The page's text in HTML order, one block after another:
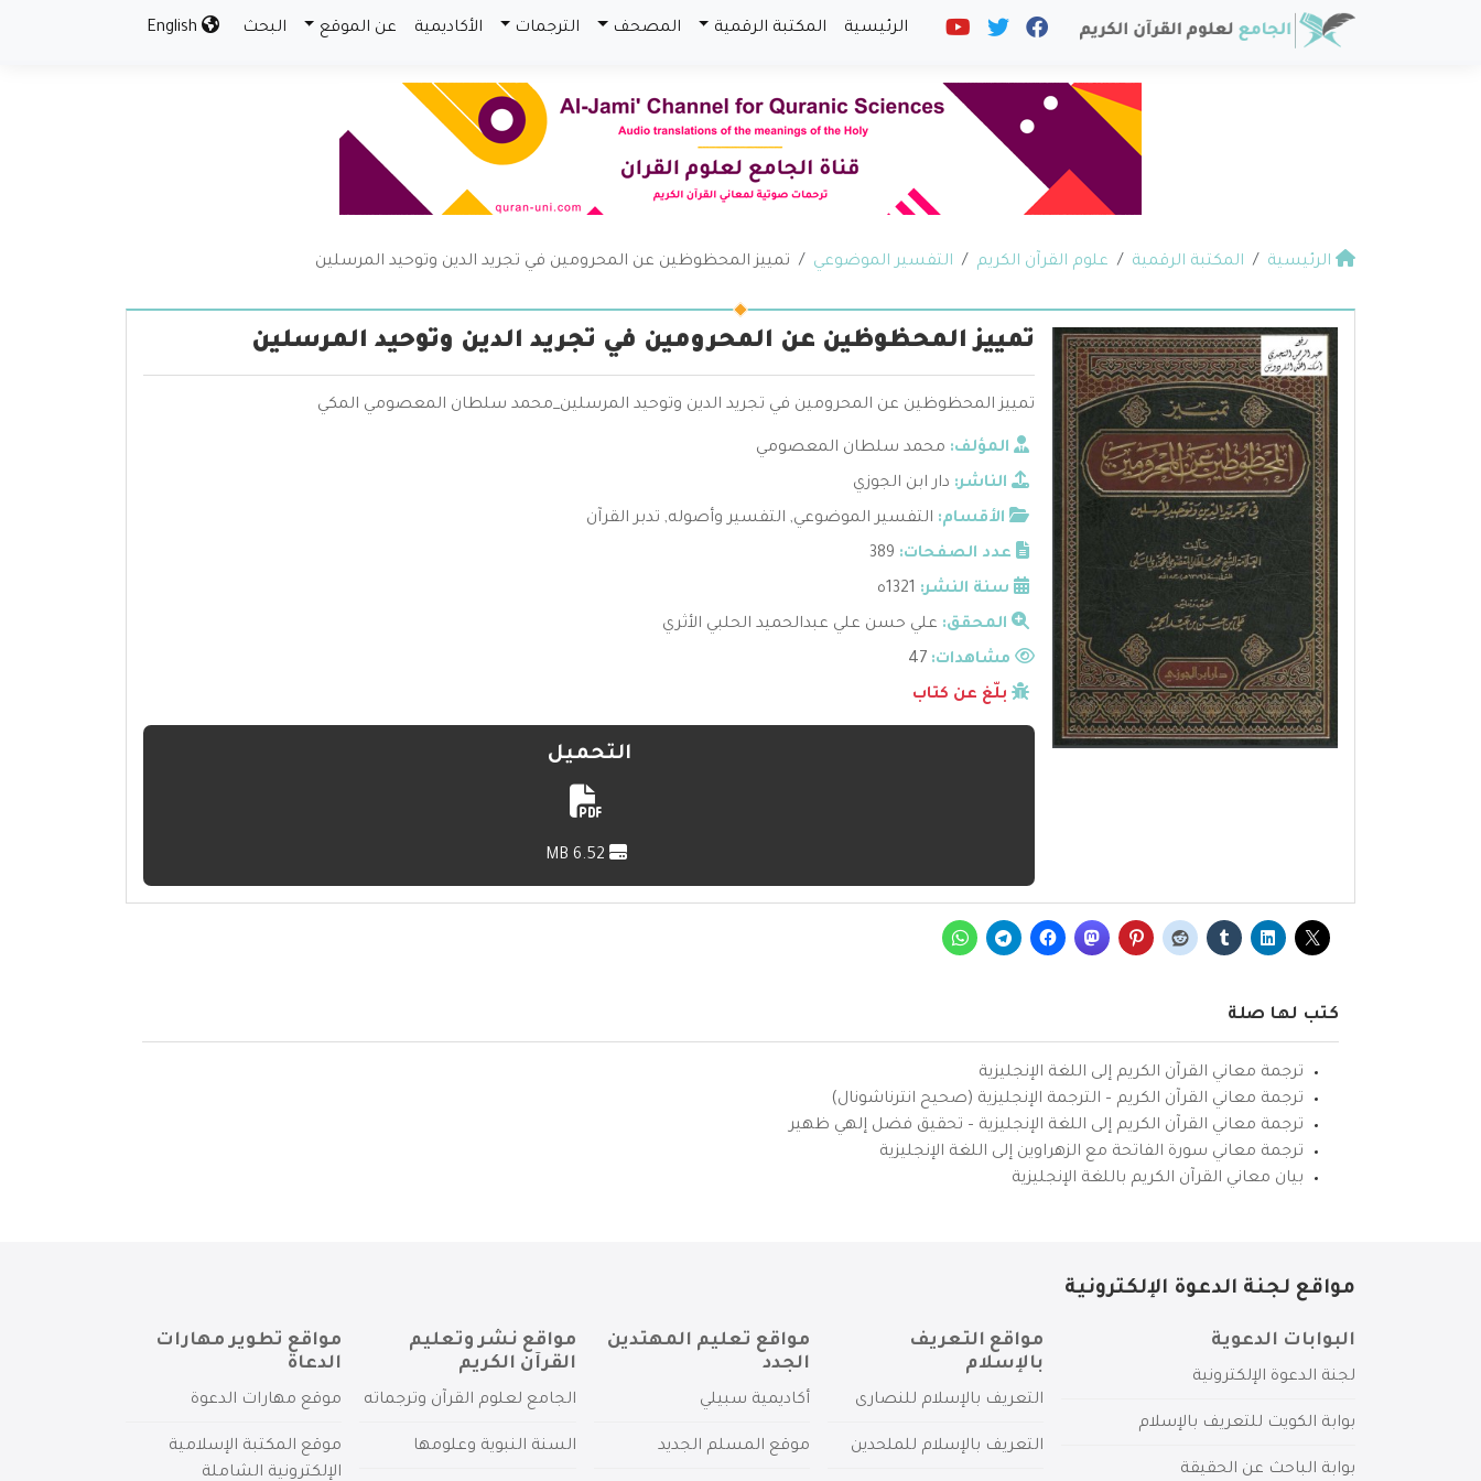
الرئيسية المكتبة الرقمية المصحف الترجمات الأكاديمية عن الموقع البحث
الرئيسية المكتبة الرقمية علوم القرآن الكريم التفسير الموضوعي تمييز المحظوظين عن المحرومين في تجريد الدين وتوحيد المرسلين
تمييز المحظوظين عن المحرومين في تجريد الدين وتوحيد المرسلين
تمييز المحظوظين عن المحرومين في تجريد الدين وتوحيد المرسلين_محمد سلطان المعصومي المكي
المؤلف: محمد سلطان المعصومي
الناشر: دار ابن الجوزي
الأقسام: التفسير الموضوعي, التفسير وأصوله, تدبر القرآن
عدد الصفحات: 389
سنة النشر: 1321ه
المحقق: علي حسن علي عبدالحميد الحلبي الأثري
مشاهدات:
بلّغ عن كتاب
التحميل
كتب لها صلة
ترجمة معاني القرآن الكريم إلى اللغة الإنجليزية
ترجمة معاني القرآن الكريم – الترجمة الإنجليزية (صحيح انترناشونال)
ترجمة معاني القرآن الكريم إلى اللغة الإنجليزية – تحقيق فضل إلهي ظهير
ترجمة معاني سورة الفاتحة مع الزهراوين إلى اللغة الإنجليزية
بيان معاني القرآن الكريم باللغة الإنجليزية
مواقع لجنة الدعوة الإلكترونية
البوابات الدعوية
لجنة الدعوة الإلكترونية
بوابة الكويت للتعريف بالإسلام
بوابة الباحث عن الحقيقة
مواقع التعريف
بالإسلام
التعريف بالإسلام للنصارى
التعريف بالإسلام للملحدين
مواقع تعليم المهتدين
الجدد
أكاديمية سبيلي
موقع المسلم الجديد
مواقع نشر وتعليم
القرآن الكريم
الجامع لعلوم القرآن وترجماته
السنة النبوية وعلومها
مواقع تطوير مهارات
الدعاة
موقع مهارات الدعوة
موقع المكتبة الإسلامية
الإلكترونية الشاملة